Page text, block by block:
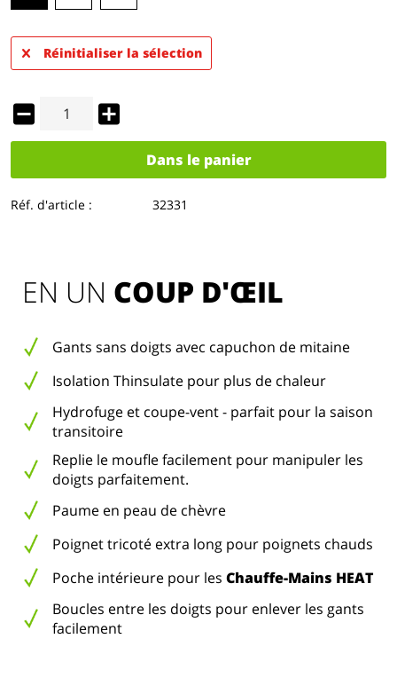
Réinitialiser la sélection
Dans le panier
Réf. d'article : 32331
EN UN COUP D'ŒIL
Gants sans doigts avec capuchon de mitaine
Isolation Thinsulate pour plus de chaleur
Hydrofuge et coupe-vent - parfait pour la saison
transitoire
Replie le moufle facilement pour manipuler les
doigts parfaitement.
Paume en peau de chèvre
Poignet tricoté extra long pour poignets chauds
Poche intérieure pour les Chauffe-Mains HEAT
Boucles entre les doigts pour enlever les gants
facilement